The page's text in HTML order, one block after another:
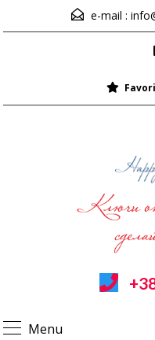
e-mail :
Menu